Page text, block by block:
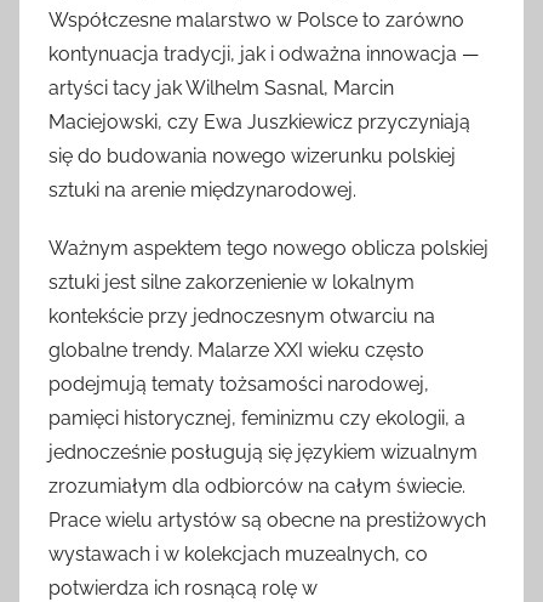
Współczesne malarstwo w Polsce to zarówno
kontynuacja tradycji, jak i odważna innowacja —
artyści tacy jak Wilhelm Sasnal, Marcin
Maciejowski, czy Ewa Juszkiewicz przyczyniają
się do budowania nowego wizerunku polskiej
sztuki na arenie międzynarodowej.
Ważnym aspektem tego nowego oblicza polskiej
sztuki jest silne zakorzenienie w lokalnym
kontekście przy jednoczesnym otwarciu na
globalne trendy. Malarze XXI wieku często
podejmują tematy tożsamości narodowej,
pamięci historycznej, feminizmu czy ekologii, a
jednocześnie posługują się językiem wizualnym
zrozumiałym dla odbiorców na całym świecie.
Prace wielu artystów są obecne na prestiżowych
wystawach i w kolekcjach muzealnych, co
potwierdza ich rosnącą rolę w